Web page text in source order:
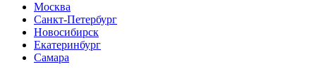
Москва
Санкт-Петербург
Новосибирск
Екатеринбург
Самара